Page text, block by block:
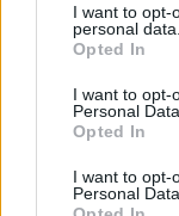
I want to opt-
personal data.
Opted In
I want to opt-
Personal Data.
Opted In
I want to opt-
Personal
GAZDASÁG
állami
vezetőit
Azt egyelőre nem
PORTFOLIO